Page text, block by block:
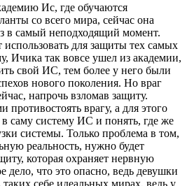
Ис, где обучаются
со всего мира, сейчас она
в самый неподходящий момент.
для защиты тех самых
Ичика так вовсе ушел из академии,
свой ИС, тем более у него были
нового поколения. Но враг
напрочь взломав защиту.
врагу, а для этого
в саму систему ИС и понять, где же
системы. Только проблема в том,
реальность, нужно будет
которая охраняет нервную
дело, что это опасно, ведь девушки
себе идеальных мирах, ведь у